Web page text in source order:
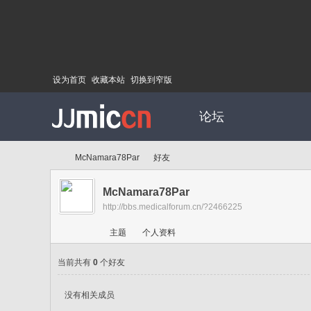
设为首页 收藏本站 切换到窄版
论坛
›
McNamara78Par 好友
McNamara78Par
http://bbs.medicalforum.cn/?2466225
主题 个人资料
当前共有 0 个好友
没有相关成员